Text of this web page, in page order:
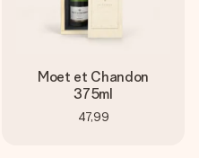
Moet et Chandon
375ml
47,99